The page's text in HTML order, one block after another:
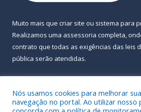
Muito mais que criar site ou sistema para
Realizamos uma assessoria completa,
contrato que todas as exigências das leis
pública serão atendidas.
Nós usamos cookies para melhorar
navegação no portal. Ao utilizar nosso